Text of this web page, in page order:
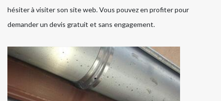
hésiter à visiter son site web. Vous pouvez en profiter pour
demander un devis gratuit et sans engagement.